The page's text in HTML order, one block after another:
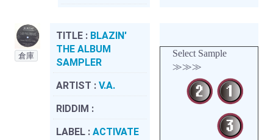
倉庫
TITLE : BLAZIN'
THE ALBUM
SAMPLER
ARTIST : V.A.
RIDDIM :
LABEL : ACTIVATE
Select Sample
≫≫≫